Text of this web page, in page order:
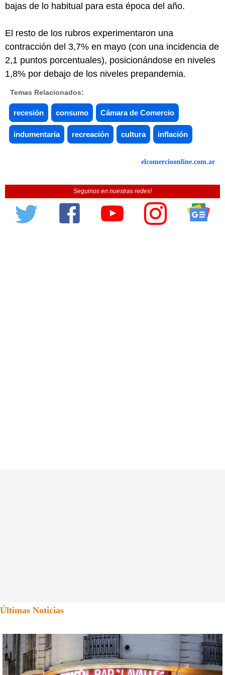
bajas de lo habitual para esta época del año.
El resto de los rubros experimentaron una
contracción del 3,7% en mayo (con una incidencia de
2,1 puntos porcentuales), posicionándose en niveles
1,8% por debajo de los niveles prepandemia.
Temas Relacionados:
recesión consumo Cámara de Comercio
indumentaria recreación cultura inflación
elcomercioonline.com.ar
Seguinos en nuestras redes!
Últimas Noticias